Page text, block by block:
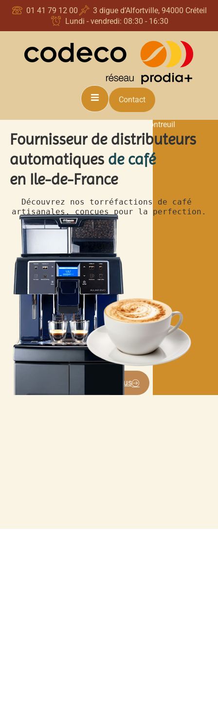
principal01 41 79 12 00
3 digue d’Alfortville, 94000 Créteil
Lundi - vendredi: 08:30 - 16:30
Contact
Fournisseur distributeur automatique | Montreuil
Fournisseur de distributeurs
automatiques de café
en Ile-de-France
Découvrez nos torréfactions de café
artisanales, conçues pour la perfection.
Contactez-nous